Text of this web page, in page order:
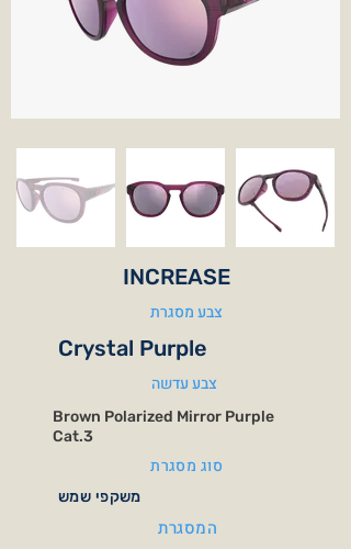
INCREASE
צבע מסגרת
Crystal Purple
צבע עדשה
Brown Polarized Mirror Purple
Cat.3
סוג מסגרת
משקפי שמש
המסגרת